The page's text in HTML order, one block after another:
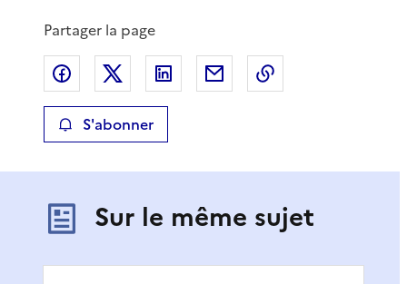
Partager la page
Partager sur Facebook
Partager sur XPartager sur LinkedIn
Partager par email
S'abonner
Sur le même sujet